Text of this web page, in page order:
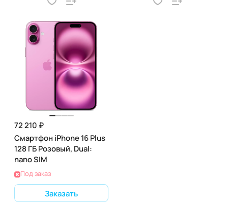
72 210 ₽
Смартфон iPhone 16 Plus
128 ГБ Розовый, Dual:
nano SIM
Под заказ
Заказать